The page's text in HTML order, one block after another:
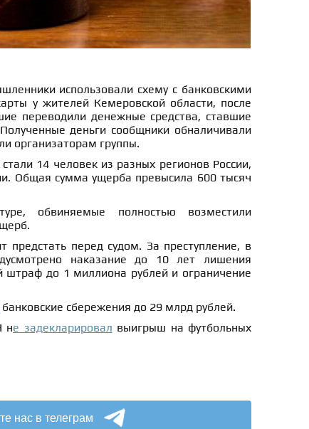
использовали схему с банковскими
у жителей Кемеровской области, после
переводили денежные средства, ставшие
деньги сообщники обналичивали
организаторам группы.
14 человек из разных регионов России,
Общая сумма ущерба превысила 600 тысяч
обвиняемые полностью возместили
предстать перед судом. За преступление, в
наказание до 10 лет лишения
до 1 миллиона рублей и ограничение
банковские сбережения до 29 млрд рублей.
не задекларировал выигрыш на футбольных
нас в телеграм